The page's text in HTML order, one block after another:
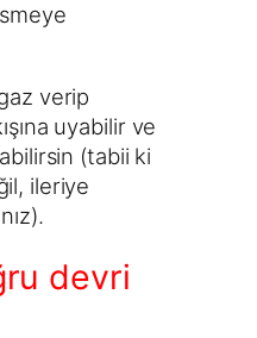
verip
uyabilir ve
(tabii ki
ileriye
devri